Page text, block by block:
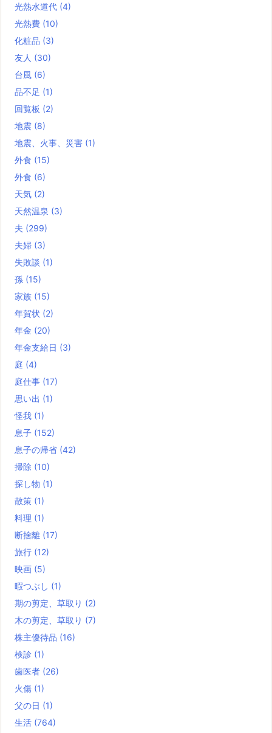
光熱水道代 (4)
光熱費 (10)
化粧品 (3)
友人 (30)
台風 (6)
品不足 (1)
回覧板 (2)
地震 (8)
地震、火事、災害 (1)
外食 (15)
外食 (6)
天気 (2)
天然温泉 (3)
夫 (299)
夫婦 (3)
失敗談 (1)
孫 (15)
家族 (15)
年賀状 (2)
年金 (20)
年金支給日 (3)
庭 (4)
庭仕事 (17)
思い出 (1)
怪我 (1)
息子 (152)
息子の帰省 (42)
掃除 (10)
探し物 (1)
散策 (1)
料理 (1)
断捨離 (17)
旅行 (12)
映画 (5)
暇つぶし (1)
期の剪定、草取り (2)
木の剪定、草取り (7)
株主優待品 (16)
検診 (1)
歯医者 (26)
火傷 (1)
父の日 (1)
生活 (764)